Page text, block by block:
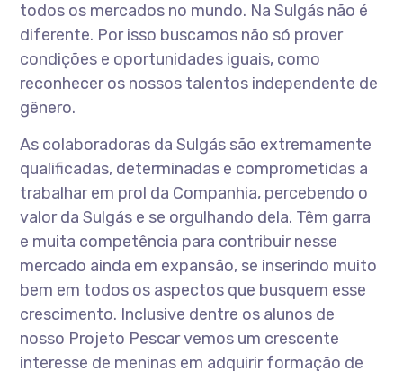
todos os mercados no mundo. Na Sulgás não é
diferente. Por isso buscamos não só prover
condições e oportunidades iguais, como
reconhecer os nossos talentos independente de
gênero.
As colaboradoras da Sulgás são extremamente
qualificadas, determinadas e comprometidas a
trabalhar em prol da Companhia, percebendo o
valor da Sulgás e se orgulhando dela. Têm garra
e muita competência para contribuir nesse
mercado ainda em expansão, se inserindo muito
bem em todos os aspectos que busquem esse
crescimento. Inclusive dentre os alunos de
nosso Projeto Pescar vemos um crescente
interesse de meninas em adquirir formação de